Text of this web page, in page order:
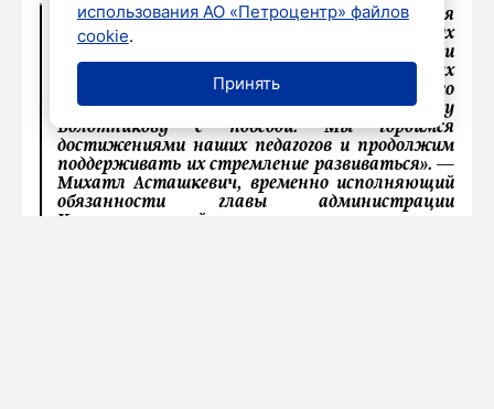
«В Калининском районе созданы все условия для
профессионального роста педагогических
кадров. Ежегодно педагоги и воспитатели
становятся победителями профессиональных
конкурсов. Поздравляю детский сад № 52 и его
молодого воспитателя Анну Владимировну
Болотникову с победой. Мы гордимся
достижениями наших педагогов и продолжим
поддерживать их стремление развиваться». —
Михатл Асташкевич, временно исполняющий
обязанности главы администрации
Калининского района
использования АО «Петроцентр» файлов
cookie.
Принять